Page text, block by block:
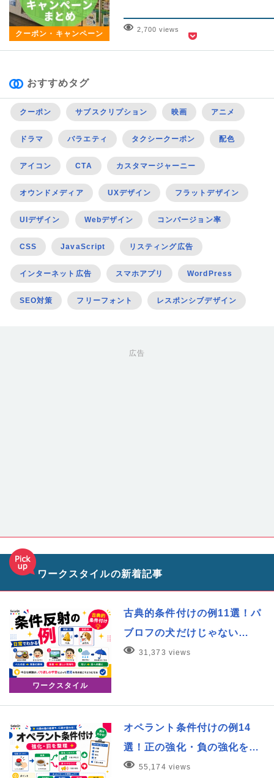
クーポン・キャンペーン 2,700 views
おすすめタグ
クーポン サブスクリプション 映画 アニメ
ドラマ バラエティ タクシークーポン 配色
アイコン CTA カスタマージャーニー
オウンドメディア UXデザイン フラットデザイン
UIデザイン Webデザイン コンバージョン率
CSS JavaScript リスティング広告
インターネット広告 スマホアプリ WordPress
SEO対策 フリーフォント レスポンシブデザイン
広告
ワークスタイルの新着記事
ワークスタイル
古典的条件付けの例11選！パ
ブロフの犬だけじゃない…
31,373 views
オペラント条件付けの例14
選！正の強化・負の強化を…
55,174 views